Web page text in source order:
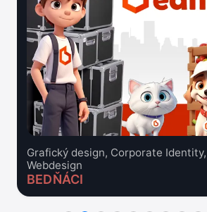
Grafický design, Corporate
Webdesign
BEDŇÁCI